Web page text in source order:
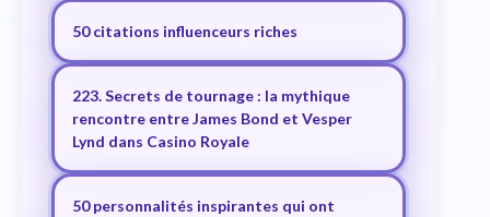
50 citations influenceurs riches
223. Secrets de tournage : la mythique
rencontre entre James Bond et Vesper
Lynd dans Casino Royale
50 personnalités inspirantes qui ont